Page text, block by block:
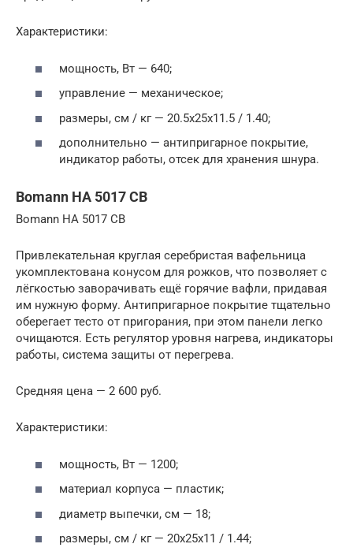
Характеристики:
мощность, Вт — 640;
управление — механическое;
размеры, см / кг — 20.5х25х11.5 / 1.40;
дополнительно — антипригарное покрытие,
индикатор работы, отсек для хранения шнура.
Bomann HA 5017 CB
Bomann HA 5017 CB
Привлекательная круглая серебристая вафельница
укомплектована конусом для рожков, что позволяет с
лёгкостью заворачивать ещё горячие вафли, придавая
им нужную форму. Антипригарное покрытие тщательно
оберегает тесто от пригорания, при этом панели легко
очищаются. Есть регулятор уровня нагрева, индикаторы
работы, система защиты от перегрева.
Средняя цена — 2 600 руб.
Характеристики:
мощность, Вт — 1200;
материал корпуса — пластик;
диаметр выпечки, см — 18;
размеры, см / кг — 20х25х11 / 1.44;